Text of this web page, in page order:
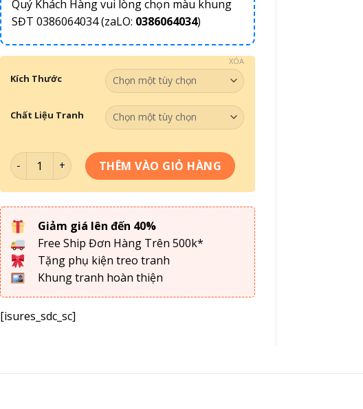
Quý Khách Hàng vui lòng chọn màu khung
SĐT 0386064034 (zaLO: 0386064034)
Kích Thước
Chất Liệu Tranh
XÓA
Tranh Bác Hồ Vĩ Đại 045 số lượng
THÊM VÀO GIỎ HÀNG
Giảm giá lên đến 40%
Free Ship Đơn Hàng Trên 500k*
Tặng phụ kiện treo tranh
Khung tranh hoàn thiện
[isures_sdc_sc]